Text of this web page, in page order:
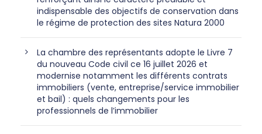
indispensable des objectifs de conservation dans
le régime de protection des sites Natura 2000
La chambre des représentants adopte le Livre 7
du nouveau Code civil ce 16 juillet 2026 et
modernise notamment les différents contrats
immobiliers (vente, entreprise/service immobilier
et bail) : quels changements pour les
professionnels de l’immobilier